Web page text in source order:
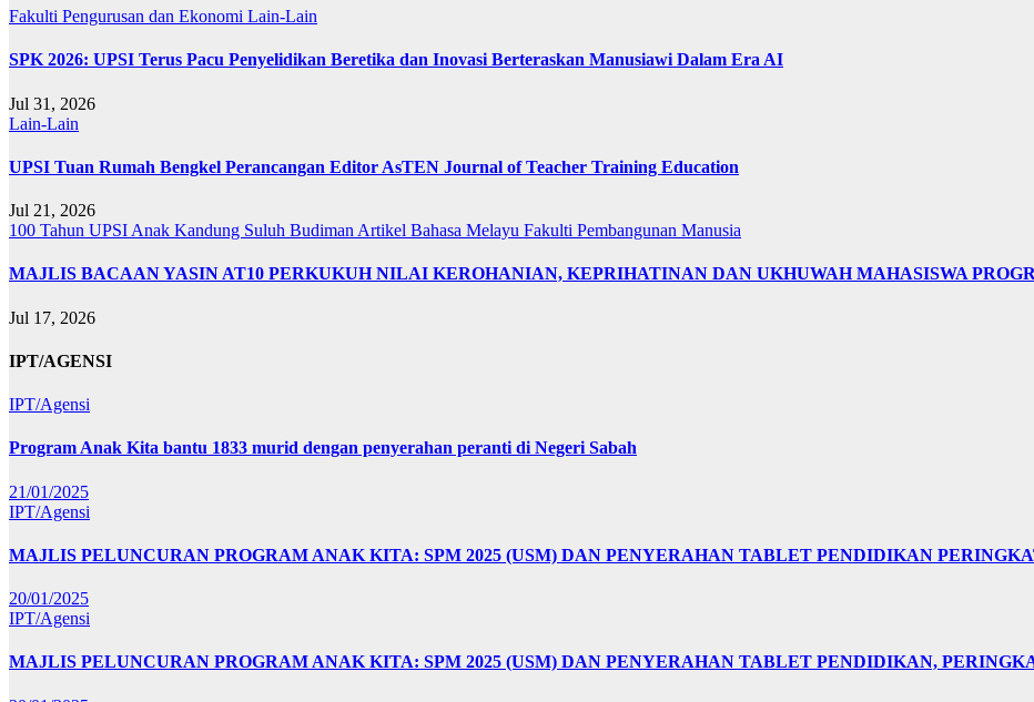
Fakulti Pengurusan dan Ekonomi Lain-Lain
SPK 2026: UPSI Terus Pacu Penyelidikan Beretika dan Inovasi Berteraskan Manusiawi Dalam Era AI
Jul 31, 2026
Lain-Lain
UPSI Tuan Rumah Bengkel Perancangan Editor AsTEN Journal of Teacher Training Education
Jul 21, 2026
100 Tahun UPSI Anak Kandung Suluh Budiman Artikel Bahasa Melayu Fakulti Pembangunan Manusia
MAJLIS BACAAN YASIN AT10 PERKUKUH NILAI KEROHANIAN, KEPRIHATINAN DAN UKHUWAH MAHASISWA
Jul 17, 2026
IPT/AGENSI
IPT/Agensi
Program Anak Kita bantu 1833 murid dengan penyerahan peranti di Negeri Sabah
21/01/2025
IPT/Agensi
MAJLIS PELUNCURAN PROGRAM ANAK KITA: SPM 2025 (USM) DAN PENYERAHAN TABLET PENDIDIKAN
20/01/2025
IPT/Agensi
MAJLIS PELUNCURAN PROGRAM ANAK KITA: SPM 2025 (USM) DAN PENYERAHAN TABLET PENDIDIKAN,